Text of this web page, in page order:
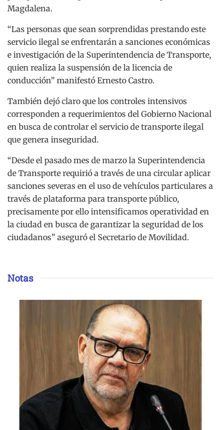
Magdalena.
“Las personas que sean sorprendidas prestando este
servicio ilegal se enfrentarán a sanciones económicas
e investigación de la Superintendencia de Transporte,
quien realiza la suspensión de la licencia de
conducción” manifestó Ernesto Castro.
También dejó claro que los controles intensivos
corresponden a requerimientos del Gobierno Nacional
en busca de controlar el servicio de transporte ilegal
que genera inseguridad.
“Desde el pasado mes de marzo la Superintendencia
de Transporte requirió a través de una circular aplicar
sanciones severas en el uso de vehículos particulares a
través de plataforma para transporte público,
precisamente por ello intensificamos operatividad en
la ciudad en busca de garantizar la seguridad de los
ciudadanos” aseguró el Secretario de Movilidad.
Notas